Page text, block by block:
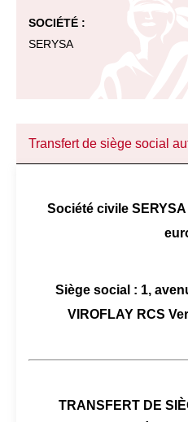
SOCIÉTÉ :
SERYSA
Transfert de siège social
Société civile
Siège social : 1,
VIROFLAY RCS
TRANSFERT DE